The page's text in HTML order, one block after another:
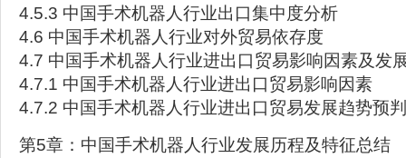
4.5.3 中国手术机器人行业出口集中度分析
4.6 中国手术机器人行业对外贸易依存度
4.7 中国手术机器人行业进出口贸易影响因素及发
4.7.1 中国手术机器人行业进出口贸易影响因素
4.7.2 中国手术机器人行业进出口贸易发展趋势预判
第5章：中国手术机器人行业发展历程及特征总结